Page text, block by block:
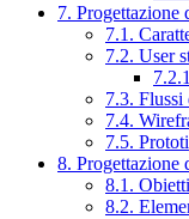
7. Progettazione
7.1.
7.2. User
7.3. Flussi
7.4.
7.5.
8. Progettazione
8.1.
8.2.